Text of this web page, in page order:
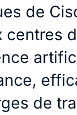
de
centres
de